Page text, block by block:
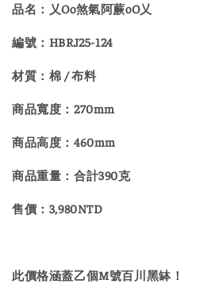
品名：乂Oo煞氣阿蕨oO乂
編號：HBRJ25-124
材質：棉 / 布料
商品寬度：270mm
商品高度：460mm
商品重量：合計390克
售價：3,980NTD
此價格涵蓋乙個M號百川黑缽！